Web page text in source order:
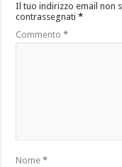
Il tuo indirizzo email non
contrassegnati*
Commento*
Nome*